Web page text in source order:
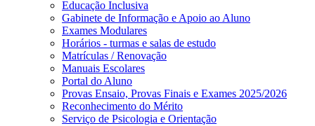
Educação Inclusiva
Gabinete de Informação e Apoio ao Aluno
Exames Modulares
Horários - turmas e salas de estudo
Matrículas / Renovação
Manuais Escolares
Portal do Aluno
Provas Ensaio, Provas Finais e Exames 2025/2026
Reconhecimento do Mérito
Serviço de Psicologia e Orientação